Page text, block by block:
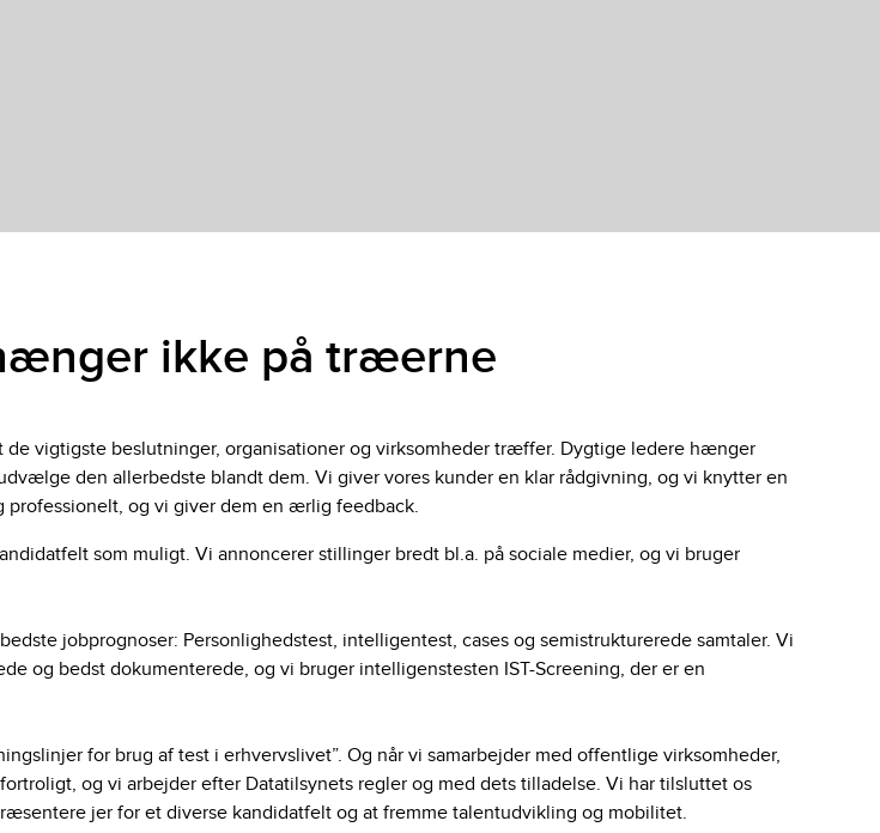
ikke på træerne
vigtigste beslutninger, organisationer og virksomheder træffer. Dygtige ledere hænger
den allerbedste blandt dem. Vi giver vores kunder en klar rådgivning, og vi knytter en
professionelt, og vi giver dem en ærlig feedback.
som muligt. Vi annoncerer stillinger bredt bl.a. på sociale medier, og vi bruger
jobprognoser: Personlighedstest, intelligentest, cases og semistrukturerede samtaler. Vi
og bedst dokumenterede, og vi bruger intelligenstesten IST-Screening, der er en
for brug af test i erhvervslivet”. Og når vi samarbejder med offentlige virksomheder,
og vi arbejder efter Datatilsynets regler og med dets tilladelse. Vi har tilsluttet os
jer for et diverse kandidatfelt og at fremme talentudvikling og mobilitet.